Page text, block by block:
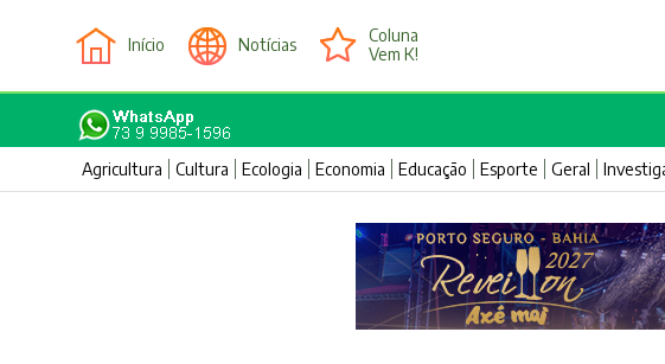
Início Notícias
Coluna
Vem K!
Agricultura
Cultura Ecologia Economia Educação Esporte Geral